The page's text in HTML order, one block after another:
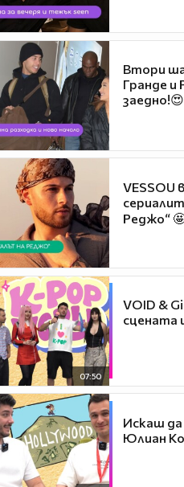
Втори
Гранде и
заедно!😍
VESSOU
Реджо“
07:50
VOID &
сцената
Искаш
Юлиан